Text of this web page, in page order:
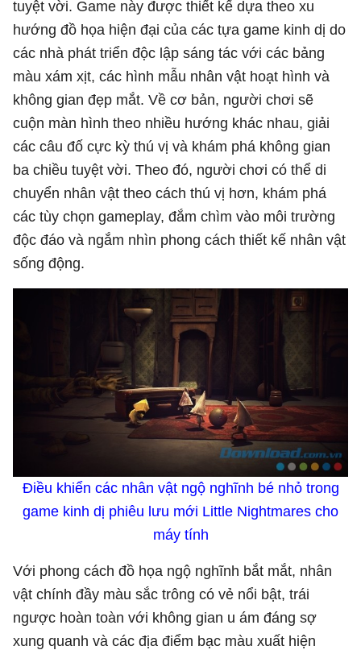
tuyệt vời. Game này được thiết kế dựa theo xu
hướng đồ họa hiện đại của các tựa game kinh dị do
các nhà phát triển độc lập sáng tác với các bảng
màu xám xịt, các hình mẫu nhân vật hoạt hình và
không gian đẹp mắt. Về cơ bản, người chơi sẽ
cuộn màn hình theo nhiều hướng khác nhau, giải
các câu đố cực kỳ thú vị và khám phá không gian
ba chiều tuyệt vời. Theo đó, người chơi có thể di
chuyển nhân vật theo cách thú vị hơn, khám phá
các tùy chọn gameplay, đắm chìm vào môi trường
độc đáo và ngắm nhìn phong cách thiết kế nhân vật
sống động.
Điều khiển các nhân vật ngộ nghĩnh bé nhỏ trong
game kinh dị phiêu lưu mới Little Nightmares cho
máy tính
Với phong cách đồ họa ngộ nghĩnh bắt mắt, nhân
vật chính đầy màu sắc trông có vẻ nổi bật, trái
ngược hoàn toàn với không gian u ám đáng sợ
xung quanh và các địa điểm bạc màu xuất hiện